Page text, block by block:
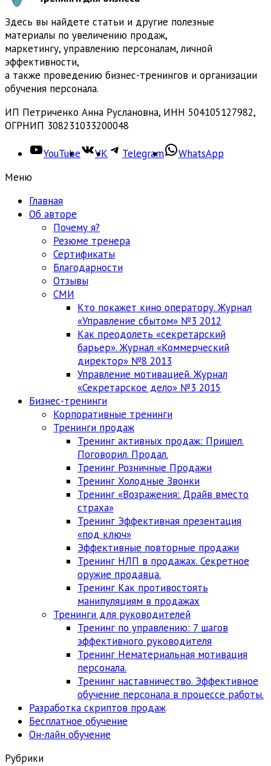
Здесь вы найдете статьи и другие полезные
материалы по увеличению продаж,
маркетингу, управлению персоналам, личной
эффективности,
а также проведению бизнес-тренингов и организации
обучения персонала.
ИП Петриченко Анна Руслановна, ИНН 504105127982,
ОГРНИП 308231033200048
YouTube VK Telegram
WhatsApp
Меню
Главная
Об авторе
Почему я?
Резюме тренера
Сертификаты
Благодарности
Отзывы
СМИ
Кто покажет кино оператору. Журнал
«Управление сбытом» №3 2012
Как преодолеть «секретарский
барьер». Журнал «Коммерческий
директор» №8 2013
Управление мотивацией. Журнал
«Секретарское дело» №3 2015
Бизнес-тренинги
Корпоративные тренинги
Тренинги продаж
Тренинг активных продаж: Пришел.
Поговорил. Продал.
Тренинг Розничные Продажи
Тренинг Холодные Звонки
Тренинг «Возражения: Драйв вместо
страха»
Тренинг Эффективная презентация
«под ключ»
Эффективные повторные продажи
Тренинг НЛП в продажах. Секретное
оружие продавца.
Тренинг Как противостоять
манипуляциям в продажах
Тренинги для руководителей
Тренинг по управлению: 7 шагов
эффективного руководителя
Тренинг Нематериальная мотивация
персонала.
Тренинг наставничество. Эффективное
обучение персонала в процессе работы.
Разработка скриптов продаж
Бесплатное обучение
Он-лайн обучение
Рубрики